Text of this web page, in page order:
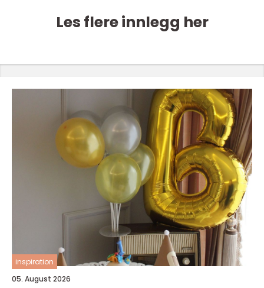
Les flere innlegg her
inspiration
05. August 2026